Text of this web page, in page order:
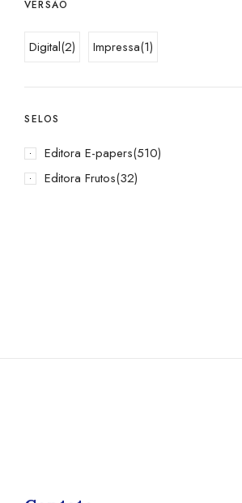
VERSÃO
Digital(2) Impressa(1)
SELOS
Editora E-papers(510)
Editora Frutos(32)